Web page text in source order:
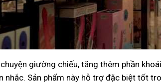
giường chiếu, tăng thêm phần
nhắc. Sản phẩm này hỗ trợ đặc biệt tốt